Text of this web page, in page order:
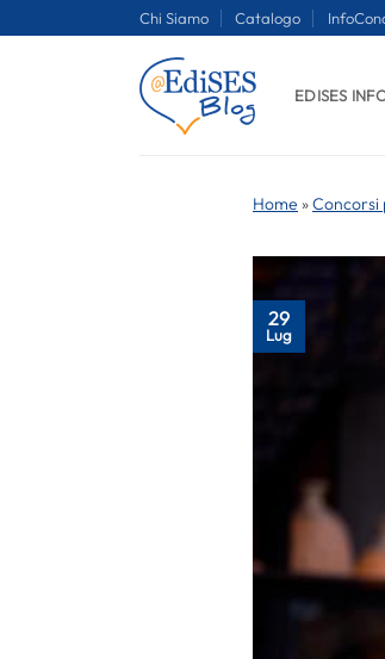
Chi Siamo Catalogo
EDISES
Home »Concorsi
29
Lug